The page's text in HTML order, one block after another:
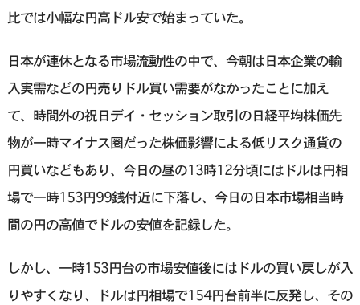
比では小幅な円高ドル安で始まっていた。
日本が連休となる市場流動性の中で、今朝は日本企業の輸
入実需などの円売りドル買い需要がなかったことに加え
て、時間外の祝日デイ・セッション取引の日経平均株価先
物が一時マイナス圏だった株価影響による低リスク通貨の
円買いなどもあり、今日の昼の13時12分頃にはドルは円相
場で一時153円99銭付近に下落し、今日の日本市場相当時
間の円の高値でドルの安値を記録した。
しかし、一時153円台の市場安値後にはドルの買い戻しが入
りやすくなり、ドルは円相場で154円台前半に反発し、その